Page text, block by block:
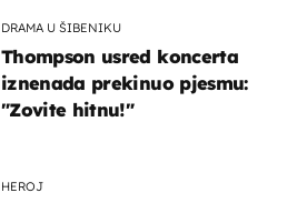
DRAMA U ŠIBENIKU
Thompson usred koncerta
iznenada prekinuo pjesmu:
"Zovite hitnu!"
HEROJ